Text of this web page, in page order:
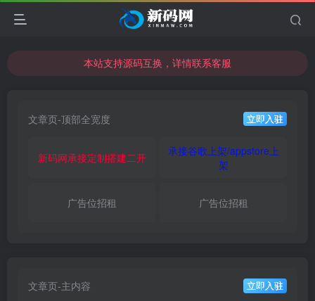
本站支持源码互换，详情联系客服
本站支持源码互换，详情联系客服
文章页-顶部全宽度 立即入驻
新码网承接定制搭建二开
承接谷歌上架/appstore上
架
广告位招租 广告位招租
文章页-主内容 立即入驻